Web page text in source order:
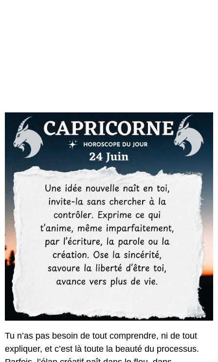
Tu n’as pas besoin de tout comprendre, ni de tout
expliquer, et c’est là toute la beauté du processus.